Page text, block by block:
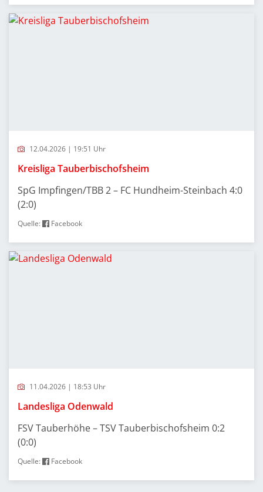
12.04.2026 | 19:51 Uhr
Kreisliga Tauberbischofsheim
SpG Impfingen/TBB 2 – FC Hundheim-Steinbach 4:0
(2:0)
Quelle: Facebook
11.04.2026 | 18:53 Uhr
Landesliga Odenwald
FSV Tauberhöhe – TSV Tauberbischofsheim 0:2
(0:0)
Quelle: Facebook